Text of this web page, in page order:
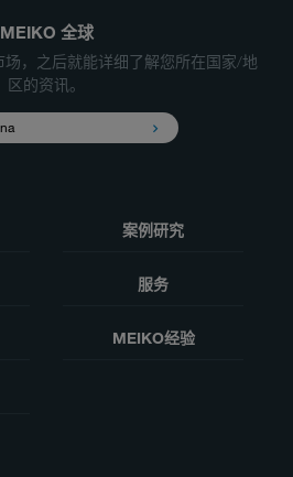
MEIKO 全球
，之后就能详细了解您所在国家/地
区的资讯。
案例研究
服务
MEIKO经验